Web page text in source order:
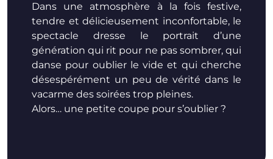
Dans une atmosphère à la fois festive,
tendre et délicieusement inconfortable, le
spectacle dresse le portrait d’une
génération qui rit pour ne pas sombrer, qui
danse pour oublier le vide et qui cherche
désespérément un peu de vérité dans le
vacarme des soirées trop pleines.
Alors… une petite coupe pour s’oublier ?